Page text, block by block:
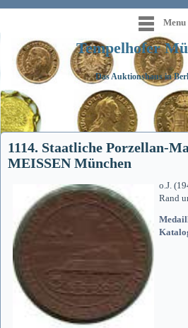
Menu
Tempelhofer
Das Auktionshaus in
1114. Staatliche Porzellan-
MEISSEN München
o.J.
Rand